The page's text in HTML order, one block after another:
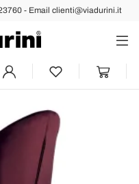
- Email clienti@viadurini.it
Prec Succ
in Velluto
- Victory